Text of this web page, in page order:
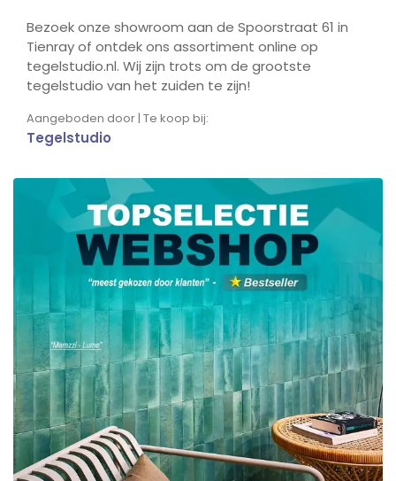
Bezoek onze showroom aan de Spoorstraat 61 in
Tienray of ontdek ons assortiment online op
tegelstudio.nl. Wij zijn trots om de grootste
tegelstudio van het zuiden te zijn!
Aangeboden door | Te koop bij:
Tegelstudio